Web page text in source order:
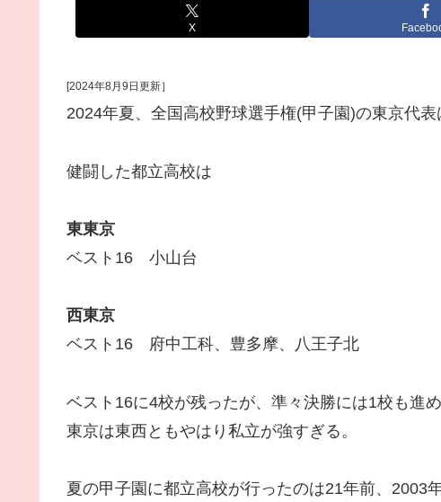
X
[2024年8月9日更新］
2024年夏、全国高校野球選手権(甲子園)の東京代
健闘した都立高校は
東東京
ベスト16 小山台
西東京
ベスト16 府中工科、豊多摩、八王子北
ベスト16に4校が残ったが、準々決勝には1校も進め
東京は東西ともやはり私立が強すぎる。
夏の甲子園に都立高校が行ったのは21年前、2003